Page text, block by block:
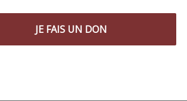
JE FAIS UN DON